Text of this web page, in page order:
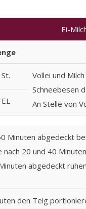
Ei-
Vollei und
Schneebesen
An Stelle von
Minuten abgedeckt
nach 20 und 40
abgedeckt
den Teig